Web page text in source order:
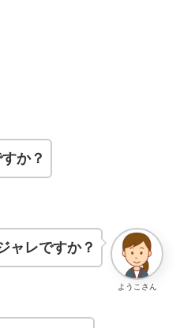
か？
ようこさん
ャレですか？